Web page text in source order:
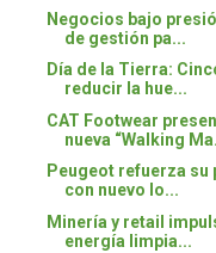
Negocios bajo
de gestión pa...
Día de la Tierra:
reducir la hue...
CAT Footwear
nueva “Walking
Peugeot refuerza su
con nuevo lo...
Minería y retail
energía limpia...